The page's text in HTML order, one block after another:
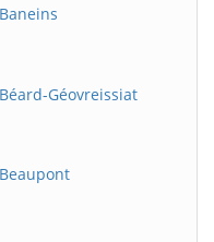
Géovreissiat